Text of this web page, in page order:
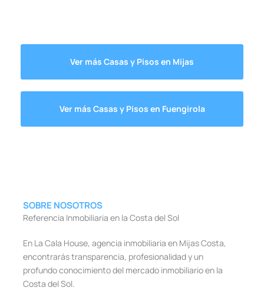
Ver más Casas y Pisos en Mijas
Ver más Casas y Pisos en Fuengirola
SOBRE NOSOTROS
Referencia Inmobiliaria en la Costa del Sol
En La Cala House, agencia inmobiliaria en Mijas Costa,
encontrarás transparencia, profesionalidad y un
profundo conocimiento del mercado inmobiliario en la
Costa del Sol.